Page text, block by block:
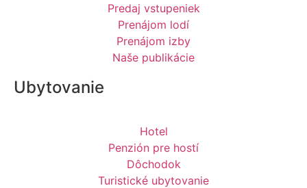
Predaj vstupeniek
Prenájom lodí
Prenájom izby
Naše publikácie
Ubytovanie
Hotel
Penzión pre hostí
Dôchodok
Turistické ubytovanie